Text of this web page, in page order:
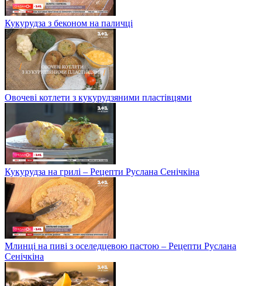
Кукурудза з беконом на паличці
Овочеві котлети з кукурудзяними пластівцями
Кукурудза на грилі – Рецепти Руслана Сенічкіна
Млинці на пиві з оселедцевою пастою – Рецепти Руслана
Сенічкіна